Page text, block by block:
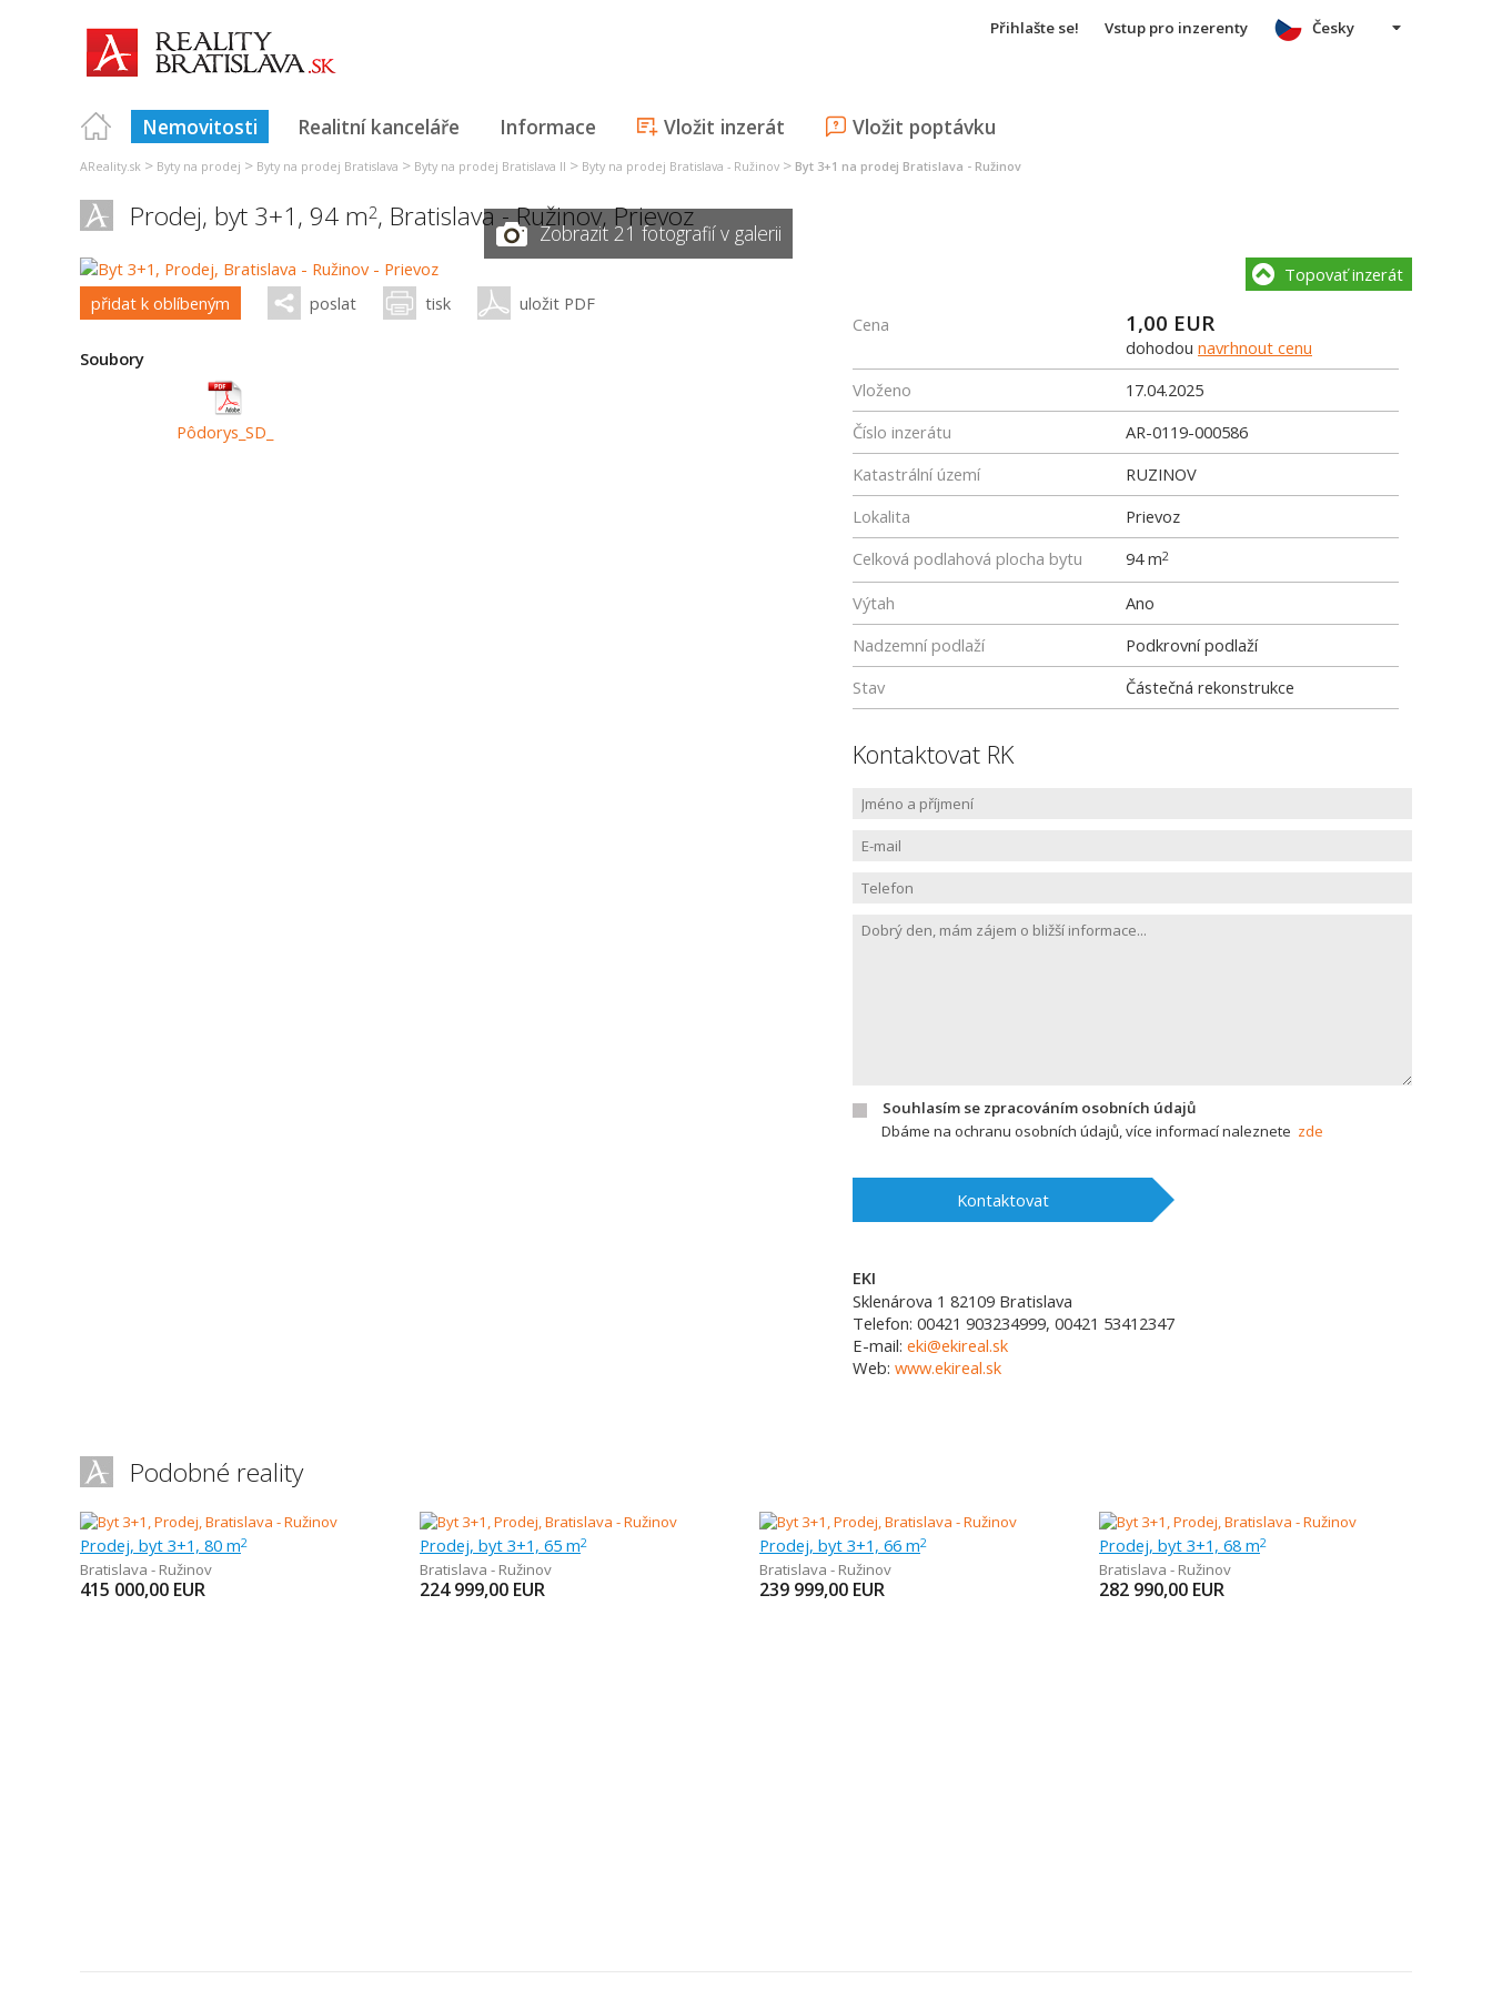
Přihlašte se! Vstup pro inzerenty
Nemovitosti Realitní kanceláře Informace Vložit inzerát Vložit poptávku
Česky
AReality.sk > Byty na prodej > Byty na prodej Bratislava > Byty na prodej Bratislava II > Byty na prodej Bratislava - Ružinov > Byt 3+1 na prodej Bratislava - Ružinov
Prodej, byt 3+1, 94 m2, Bratislava - Ružinov,Prievoz
Zobrazit 21 fotografií v galerii
přidat k oblíbeným poslat tisk uložit PDF
Soubory
Pôdorys_SD_
Topovať inzerát
Cena 1,00 EUR
dohodou navrhnout cenu
Vloženo
17.04.2025
Číslo inzerátu
AR-0119-000586
Katastrální území
RUZINOV
Lokalita
Prievoz
Celková podlahová plocha bytu
94 m2
Výtah
Ano
Nadzemní podlaží
Podkrovní podlaží
Stav
Částečná rekonstrukce
Kontaktovat RK
Souhlasím se zpracováním osobních údajů
Dbáme na ochranu osobních údajů, více informací naleznete zde
Kontaktovat
EKI
Sklenárova 1 82109 Bratislava
Telefon: 00421 903234999, 00421 53412347
E-mail: eki@ekireal.sk
Web: www.ekireal.sk
Podobné reality
Prodej, byt 3+1, 80 m2
Bratislava - Ružinov
415 000,00 EUR
Prodej, byt 3+1, 65 m2
Bratislava - Ružinov
224 999,00 EUR
Prodej, byt 3+1, 66 m2
Bratislava - Ružinov
239 999,00 EUR
Prodej, byt 3+1, 68 m2
Bratislava - Ružinov
282 990,00 EUR